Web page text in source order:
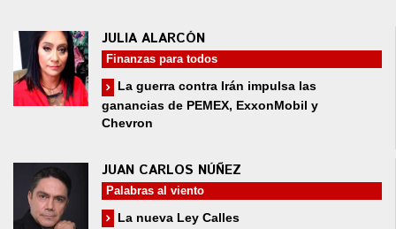
JULIA ALARCÓN
Finanzas para todos
La guerra contra Irán impulsa las
ganancias de PEMEX, ExxonMobil y
Chevron
JUAN CARLOS NÚÑEZ
Palabras al viento
La nueva Ley Calles